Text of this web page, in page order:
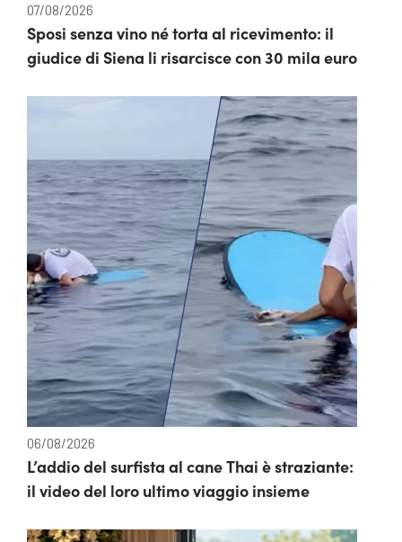
07/08/2026
Sposi senza vino né torta al ricevimento: il
giudice di Siena li risarcisce con 30 mila euro
06/08/2026
L’addio del surfista al cane Thai è straziante:
il video del loro ultimo viaggio insieme